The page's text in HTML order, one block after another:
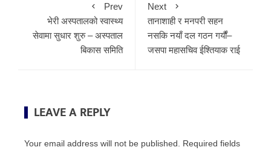
Prev
भेरी अस्पतालको स्वास्थ्य
सेवामा सुधार शुरु – अस्पताल
बिकास समिति
Next
तानाशाही र मनपरी सहन
नसकि नयाँ दल गठन गर्यौं–
जसपा महासचिव ईश्तियाक राई
LEAVE A REPLY
Your email address will not be published. Required fields